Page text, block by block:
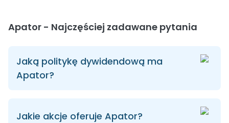
Apator - Najczęściej zadawane pytania
Jaką politykę dywidendową ma
Apator?
Jakie akcje oferuje Apator?